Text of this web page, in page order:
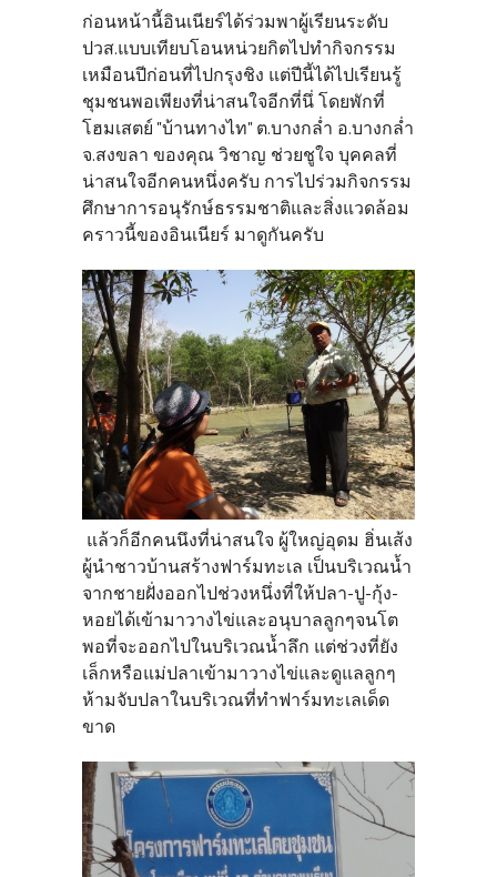
ก่อนหน้านี้อินเนียร์ได้ร่วมพาผู้เรียนระดับ
ปวส.แบบเทียบโอนหน่วยกิตไปทำกิจกรรม
เหมือนปีก่อนที่ไปกรุงชิง แต่ปีนี้ได้ไปเรียนรู้
ชุมชนพอเพียงที่น่าสนใจอีกที่นึ่ โดยพักที่
โฮมเสตย์ "บ้านทางไท" ต.บางกล่ำ อ.บางกล่ำ
จ.สงขลา ของคุณ วิชาญ ช่วยชูใจ บุคคลที่
น่าสนใจอีกคนหนึ่งครับ การไปร่วมกิจกรรม
ศึกษาการอนุรักษ์ธรรมชาติและสิ่งแวดล้อม
คราวนี้ของอินเนียร์ มาดูกันครับ
แล้วก็อีกคนนึงที่น่าสนใจ ผู้ใหญ่อุดม ฮิ่นเส้ง
ผู้นำชาวบ้านสร้างฟาร์มทะเล เป็นบริเวณน้ำ
จากชายฝั่งออกไปช่วงหนึ่งที่ให้ปลา-ปู-กุ้ง-
หอยได้เข้ามาวางไข่และอนุบาลลูกๆจนโต
พอที่จะออกไปในบริเวณน้ำลึก แต่ช่วงที่ยัง
เล็กหรือแม่ปลาเข้ามาวางไข่และดูแลลูกๆ
ห้ามจับปลาในบริเวณที่ทำฟาร์มทะเลเด็ด
ขาด